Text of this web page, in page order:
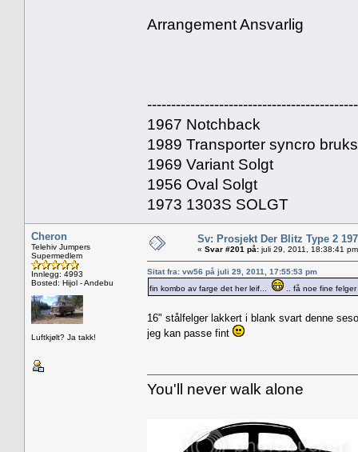
Arrangement Ansvarlig
1967 Notchback
1989 Transporter syncro
1969 Variant Solgt
1956 Oval Solgt
1973 1303S SOLGT
Cheron
Telehiv Jumpers
Supermedlem
Innlegg: 4993
Bosted: Hijol - Andebu
Luftkjølt? Ja takk!
Sv: Prosjekt Der Blitz Type 2
« Svar #201 på: juli 29, 2011, 18:38:41
Sitat fra: vw56 på juli 29, 2011, 17:55:53 pm
fin kombo av farge det her leif...
.. få noe fine
16" stålfelger lakkert i blank svart denne
jeg kan passe fint
You'll never walk alone